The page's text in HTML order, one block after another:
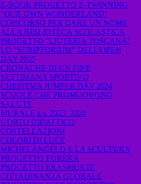
E-BOOK PROGETTO E-TWINNING
"OUR OWN WONDERLAND"
CONCORSO PER DARE UN NOME
ALLA BIBLIOTECA SCOLASTICA
PROGETTO "LIUTERIA TOSCANA"
LO "SCRIPTORIUM" DELL'OPEN
DAY 2025
CRONACHE DI UN FINE
SETTIMANA SPORTIVO
CHRISTMA JUMPER DAY 2024
SCUOLE CHE PROMUOVONO
SALUTE
MURALE a.s. 2023_2024
L'ORTO DIDATTICO
COSTELLAZIONI
COLORI DI LUCE
MICHELANGELO E LA SCULTURA
PROGETTO EUREKA
PROGETTO ERASMUS DI
CITTADINANZA GLOBALE